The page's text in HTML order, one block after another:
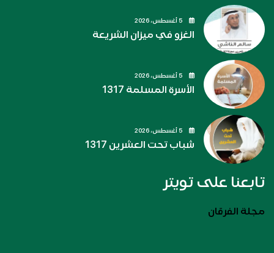
الغزو في ميزان الشريعة
الأسرة المسلمة 1317
شباب تحت العشرين 1317
تابعنا على تويتر
مجلة الفرقان